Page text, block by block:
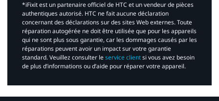
*iFixit est un partenaire officiel de HTC et un vendeur de pièces
authentiques autorisé. HTC ne fait aucune déclaration
concernant des déclarations sur des sites Web externes. Toute
réparation autogérée ne doit être utilisée que pour les appareils
qui ne sont plus sous garantie, car les dommages causés par les
réparations peuvent avoir un impact sur votre garantie
standard. Veuillez consulter leservice clientsi vous avez besoin
de plus d’informations ou d’aide pour réparer votre appareil.​